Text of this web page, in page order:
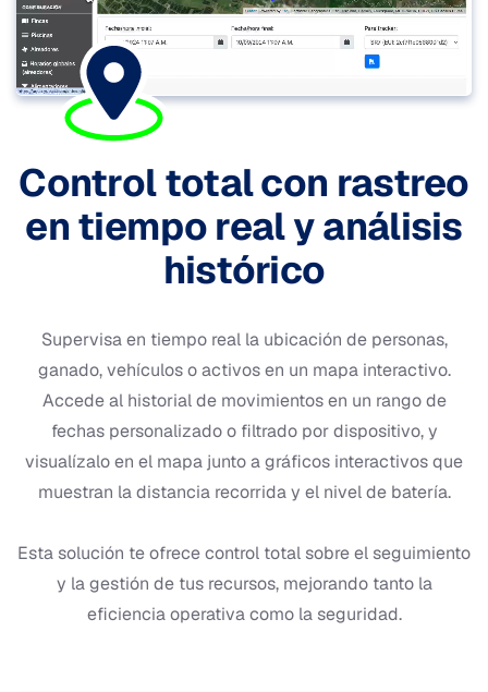
Control total con rastreo
en tiempo real y análisis
histórico
Supervisa en tiempo real la ubicación de personas,
ganado, vehículos o activos en un mapa interactivo.
Accede al historial de movimientos en un rango de
fechas personalizado o filtrado por dispositivo, y
visualízalo en el mapa junto a gráficos interactivos que
muestran la distancia recorrida y el nivel de batería.
Esta solución te ofrece control total sobre el seguimiento
y la gestión de tus recursos, mejorando tanto la
eficiencia operativa como la seguridad.